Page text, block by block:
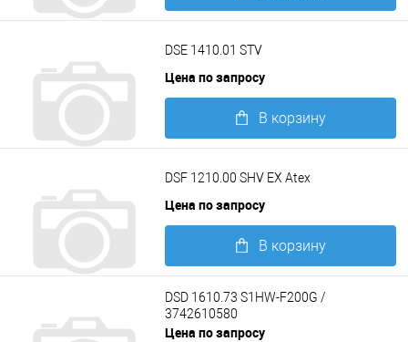
DSE 1410.01 STV
Цена по запросу
В корзину
DSF 1210.00 SHV EX Atex
Цена по запросу
В корзину
Подробнее
DSD 1610.73 S1HW-F200G /
3742610580
Цена по запросу